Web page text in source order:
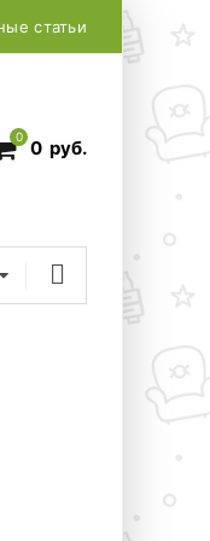
статьи
0 0 руб.